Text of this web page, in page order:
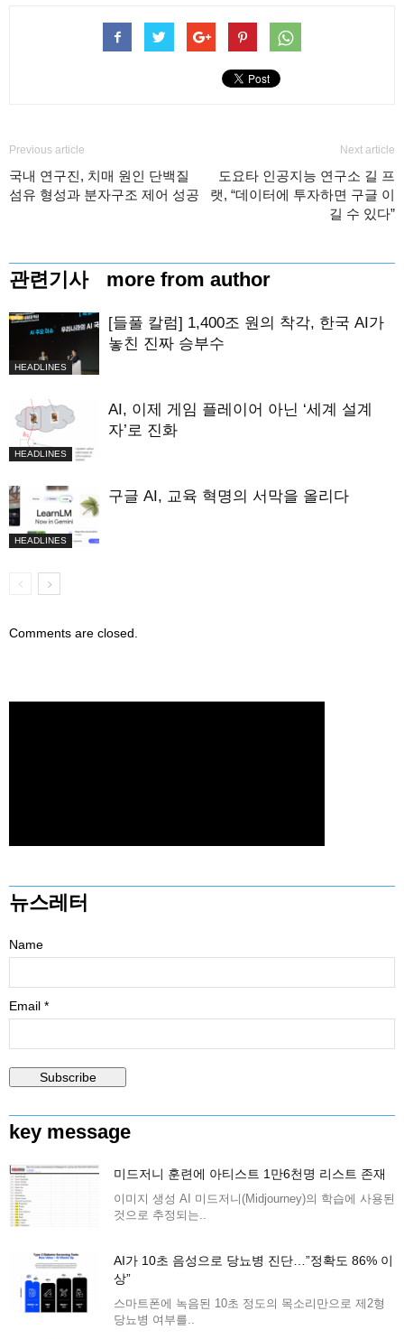
Previous article
국내 연구진, 치매 원인 단백질
섬유 형성과 분자구조 제어 성공
Next article
도요타 인공지능 연구소 길 프
랫, “데이터에 투자하면 구글 이
길 수 있다”
관련기사 more from author
HEADLINES
[들풀 칼럼] 1,400조 원의 착각, 한국 AI가
놓친 진짜 승부수
HEADLINES
AI, 이제 게임 플레이어 아닌 ‘세계 설계
자’로 진화
HEADLINES
구글 AI, 교육 혁명의 서막을 올리다
Comments are closed.
뉴스레터
Name
Email *
key message
미드저니 훈련에 아티스트 1만6천명 리스트 존재
이미지 생성 AI 미드저니(Midjourney)의 학습에 사용된
것으로 추정되는..
AI가 10초 음성으로 당뇨병 진단…”정확도 86% 이
상”
스마트폰에 녹음된 10초 정도의 목소리만으로 제2형
당뇨병 여부를..